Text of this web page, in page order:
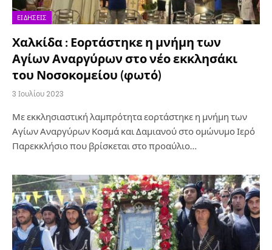
ΕΙΔΉΣΕΙΣ
Χαλκίδα : Εορτάστηκε η μνήμη των
Αγίων Αναργύρων στο νέο εκκλησάκι
του Νοσοκομείου (φωτό)
3 Ιουλίου 2023
Με εκκλησιαστική λαμπρότητα εορτάστηκε η μνήμη των
Αγίων Αναργύρων Κοσμά και Δαμιανού στο ομώνυμο Ιερό
Παρεκκλήσιο που βρίσκεται στο προαύλιο…